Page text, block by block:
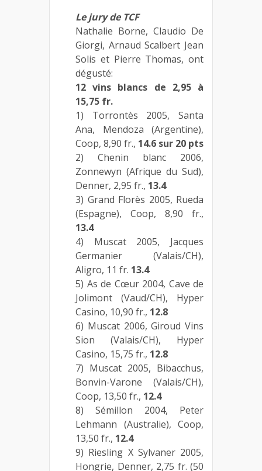
Le jury de TCF
Nathalie Borne, Claudio De
Giorgi, Arnaud Scalbert Jean
Solis et Pierre Thomas, ont
dégusté:
12 vins blancs de 2,95 à
15,75 fr.
1) Torrontès 2005, Santa
Ana, Mendoza (Argentine),
Coop, 8,90 fr., 14.6 sur 20 pts
2) Chenin blanc 2006,
Zonnewyn (Afrique du Sud),
Denner, 2,95 fr., 13.4
3) Grand Florès 2005, Rueda
(Espagne), Coop, 8,90 fr.,
13.4
4) Muscat 2005, Jacques
Germanier (Valais/CH),
Aligro, 11 fr. 13.4
5) As de Cœur 2004, Cave de
Jolimont (Vaud/CH), Hyper
Casino, 10,90 fr., 12.8
6) Muscat 2006, Giroud Vins
Sion (Valais/CH), Hyper
Casino, 15,75 fr., 12.8
7) Muscat 2005, Bibacchus,
Bonvin-Varone (Valais/CH),
Coop, 13,50 fr., 12.4
8) Sémillon 2004, Peter
Lehmann (Australie), Coop,
13,50 fr., 12.4
9) Riesling X Sylvaner 2005,
Hongrie, Denner, 2,75 fr. (50